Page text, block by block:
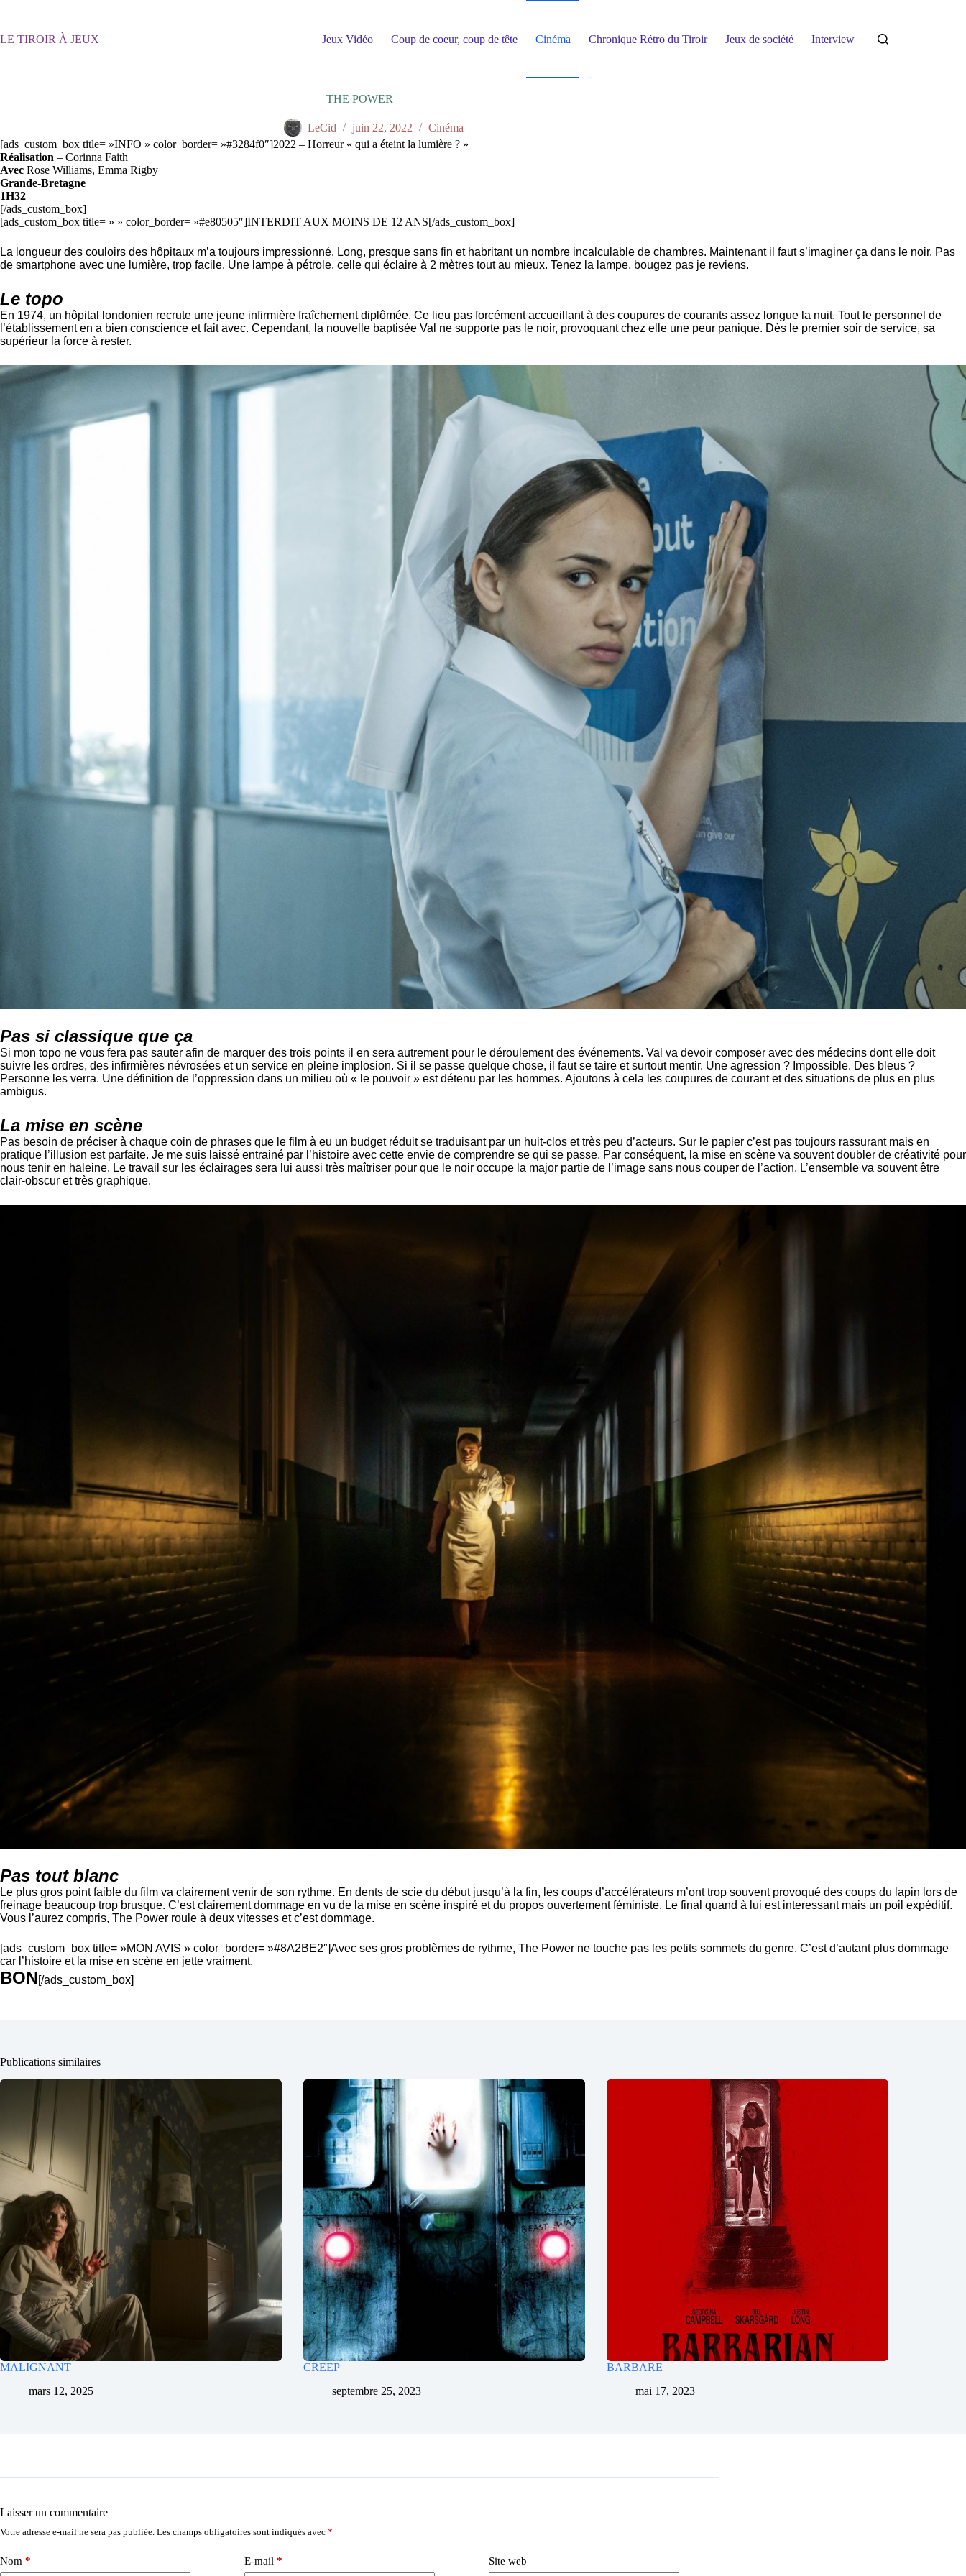
LE TIROIR À JEUX Jeux Vidéo Coup de coeur, coup de tête Cinéma Chronique Rétro du Tiroir Jeux de société Interview
THE POWER
LeCid juin 22, 2022
Cinéma
[ads_custom_box title= »INFO » color_border= »#3284f0″]2022 – Horreur « qui a éteint la lumière ? »
Réalisation – Corinna Faith
Avec Rose Williams, Emma Rigby
Grande-Bretagne
1H32
[/ads_custom_box]
[ads_custom_box title= » » color_border= »#e80505″]INTERDIT AUX MOINS DE 12 ANS[/ads_custom_box]
La longueur des couloirs des hôpitaux m’a toujours impressionné. Long, presque sans fin et habritant un nombre incalculable de chambres. Maintenant il faut s’imaginer ça dans le noir. Pas
de smartphone avec une lumière, trop facile. Une lampe à pétrole, celle qui éclaire à 2 mètres tout au mieux. Tenez la lampe, bougez pas je reviens.
Le topo
En 1974, un hôpital londonien recrute une jeune infirmière fraîchement diplômée. Ce lieu pas forcément accueillant à des coupures de courants assez longue la nuit. Tout le personnel de
l’établissement en a bien conscience et fait avec. Cependant, la nouvelle baptisée Val ne supporte pas le noir, provoquant chez elle une peur panique. Dès le premier soir de service, sa
supérieur la force à rester.
Pas si classique que ça
Si mon topo ne vous fera pas sauter afin de marquer des trois points il en sera autrement pour le déroulement des événements. Val va devoir composer avec des médecins dont elle doit
suivre les ordres, des infirmières névrosées et un service en pleine implosion. Si il se passe quelque chose, il faut se taire et surtout mentir. Une agression ? Impossible. Des bleus ?
Personne les verra. Une définition de l’oppression dans un milieu où « le pouvoir » est détenu par les hommes. Ajoutons à cela les coupures de courant et des situations de plus en plus
ambigus.
La mise en scène
Pas besoin de préciser à chaque coin de phrases que le film à eu un budget réduit se traduisant par un huit-clos et très peu d’acteurs. Sur le papier c’est pas toujours rassurant mais en
pratique l’illusion est parfaite. Je me suis laissé entrainé par l’histoire avec cette envie de comprendre se qui se passe. Par conséquent, la mise en scène va souvent doubler de créativité pour
nous tenir en haleine. Le travail sur les éclairages sera lui aussi très maîtriser pour que le noir occupe la major partie de l’image sans nous couper de l’action. L’ensemble va souvent être
clair-obscur et très graphique.
Pas tout blanc
Le plus gros point faible du film va clairement venir de son rythme. En dents de scie du début jusqu’à la fin, les coups d’accélérateurs m’ont trop souvent provoqué des coups du lapin lors de
freinage beaucoup trop brusque. C’est clairement dommage en vu de la mise en scène inspiré et du propos ouvertement féministe. Le final quand à lui est interessant mais un poil expéditif.
Vous l’aurez compris, The Power roule à deux vitesses et c’est dommage.
[ads_custom_box title= »MON AVIS » color_border= »#8A2BE2″]Avec ses gros problèmes de rythme, The Power ne touche pas les petits sommets du genre. C’est d’autant plus dommage
car l’histoire et la mise en scène en jette vraiment.
BON[/ads_custom_box]
Publications similaires
MALIGNANT
mars 12, 2025
CREEP
septembre 25, 2023
BARBARE
mai 17, 2023
Laisser un commentaire
Votre adresse e-mail ne sera pas publiée. Les champs obligatoires sont indiqués avec *
Nom * E-mail * Site web